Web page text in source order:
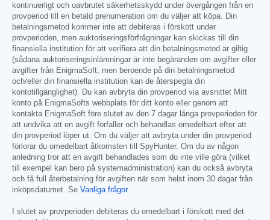
kontinuerligt och oavbrutet säkerhetsskydd under övergången från en
provperiod till en betald prenumeration om du väljer att köpa. Din
betalningsmetod kommer inte att debiteras i förskott under
provperioden, men auktoriseringsförfrågningar kan skickas till din
finansiella institution för att verifiera att din betalningsmetod är giltig
(sådana auktoriseringsinlämningar är inte begäranden om avgifter eller
avgifter från EnigmaSoft, men beroende på din betalningsmetod
och/eller din finansiella institution kan de återspegla din
kontotillgänglighet). Du kan avbryta din provperiod via avsnittet Mitt
konto på EnigmaSofts webbplats för ditt konto eller genom att
kontakta EnigmaSoft före slutet av den 7 dagar långa provperioden för
att undvika att en avgift förfaller och behandlas omedelbart efter att
din provperiod löper ut. Om du väljer att avbryta under din provperiod
förlorar du omedelbart åtkomsten till SpyHunter. Om du av någon
anledning tror att en avgift behandlades som du inte ville göra (vilket
till exempel kan bero på systemadministration) kan du också avbryta
och få full återbetalning för avgiften när som helst inom 30 dagar från
inköpsdatumet. Se Vanliga frågor.
I slutet av provperioden debiteras du omedelbart i förskott med det